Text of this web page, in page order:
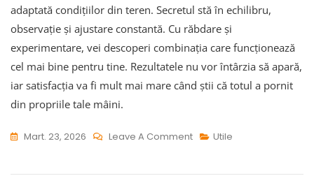
adaptată condițiilor din teren. Secretul stă în echilibru,
observație și ajustare constantă. Cu răbdare și
experimentare, vei descoperi combinația care funcționează
cel mai bine pentru tine. Rezultatele nu vor întârzia să apară,
iar satisfacția va fi mult mai mare când știi că totul a pornit
din propriile tale mâini.
Mart. 23, 2026 Leave A CommentOn
Se
Utile